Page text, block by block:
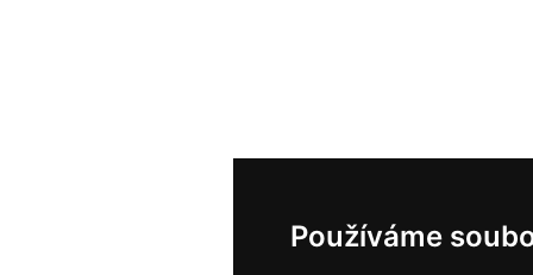
Používáme